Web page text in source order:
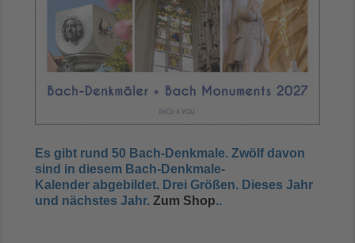
Es gibt rund 50 Bach-Denkmale. Zwölf davon
sind in diesem Bach-Denkmale-
Kalender abgebildet. Drei Größen. Dieses Jahr
und nächstes Jahr. Zum Shop..